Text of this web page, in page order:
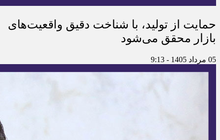
حمایت از تولید، با شناخت دقیق واقعیت‌های
بازار محقق می‌شود
05 مرداد 1405 - 9:13